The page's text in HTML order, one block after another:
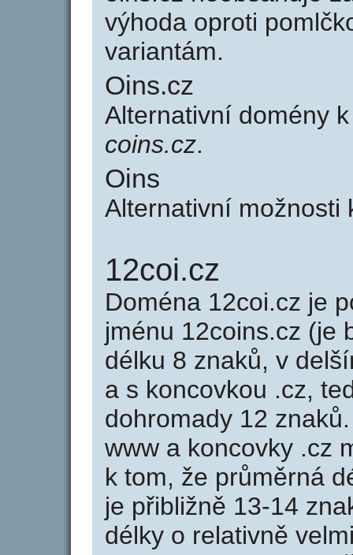
výhoda oproti
variantám.
Oins.cz
Alternativní domény
coins.cz.
Oins
Alternativní možnosti
12coi.cz
Doména 12coi.cz je
jménu 12coins.cz (je
délku 8 znaků, v
a s koncovkou .cz,
dohromady 12
www a koncovky .cz
k tom, že průměrná
je přibližně 13-14
délky o relativně